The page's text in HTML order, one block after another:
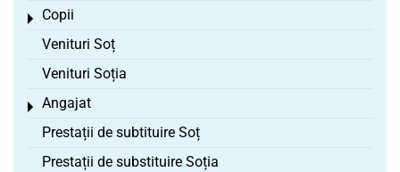
Copii
Toggle menu
Venituri Soț
Venituri Soția
Angajat
Toggle menu
Prestații de subtituire Soț
Prestații de substituire Soția